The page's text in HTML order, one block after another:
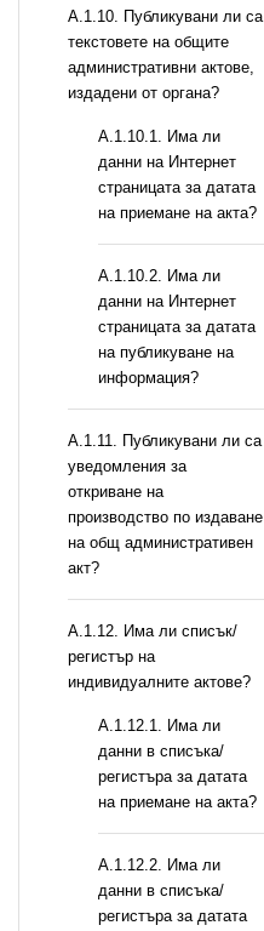
А.1.10. Публикувани ли са
текстовете на общите
административни актове,
издадени от органа?
A.1.10.1. Има ли
данни на Интернет
страницата за датата
на приемане на акта?
A.1.10.2. Има ли
данни на Интернет
страницата за датата
на публикуване на
информация?
А.1.11. Публикувани ли са
уведомления за
откриване на
производство по издаване
на общ административен
акт?
А.1.12. Има ли списък/
регистър на
индивидуалните актове?
A.1.12.1. Има ли
данни в списъка/
регистъра за датата
на приемане на акта?
A.1.12.2. Има ли
данни в списъка/
регистъра за датата